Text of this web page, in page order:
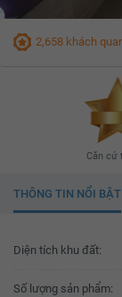
2,658 khách
Căn cứ
THÔNG TIN NỔI BẬT
Diện tích khu đất:
Số lượng sản phẩm: